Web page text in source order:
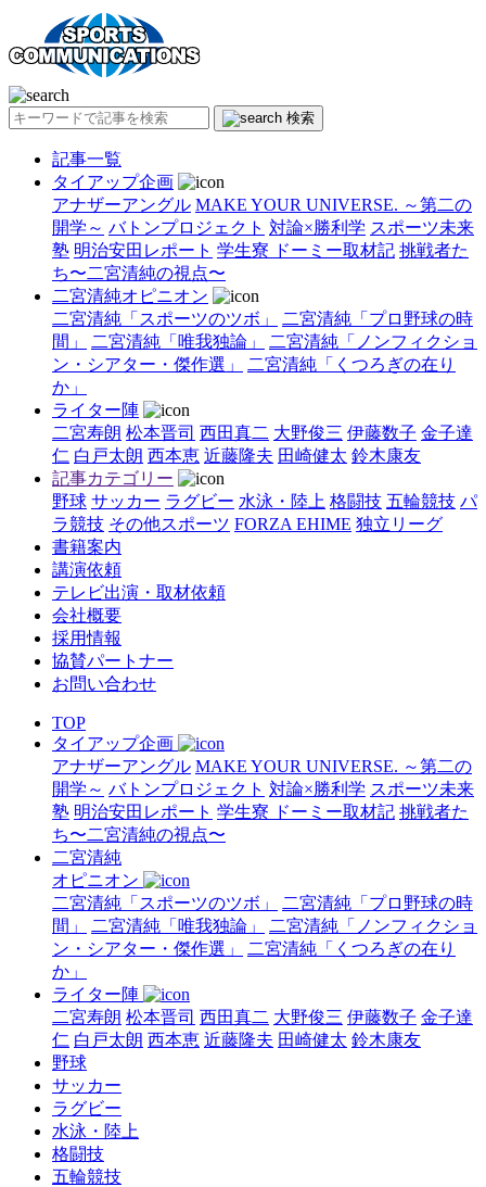
検索
記事一覧
タイアップ企画
アナザーアングル MAKE YOUR UNIVERSE. ～第二の
開学～ バトンプロジェクト 対論×勝利学 スポーツ未来
塾 明治安田レポート 学生寮 ドーミー取材記 挑戦者た
ち〜二宮清純の視点〜
二宮清純オピニオン
二宮清純「スポーツのツボ」
二宮清純「プロ野球の時
間」
二宮清純「唯我独論」
二宮清純「ノンフィクショ
ン・シアター・傑作選」
二宮清純「くつろぎの在り
か」
ライター陣
二宮寿朗 松本晋司 西田真二 大野俊三 伊藤数子 金子達
仁 白戸太朗 西本恵 近藤隆夫 田崎健太 鈴木康友
記事カテゴリー
野球 サッカー ラグビー 水泳・陸上 格闘技 五輪競技 パ
ラ競技 その他スポーツ FORZA EHIME 独立リーグ
書籍案内
講演依頼
テレビ出演・取材依頼
会社概要
採用情報
協賛パートナー
お問い合わせ
TOP
タイアップ企画
アナザーアングル MAKE YOUR UNIVERSE. ～第二の
開学～ バトンプロジェクト 対論×勝利学 スポーツ未来
塾 明治安田レポート 学生寮 ドーミー取材記 挑戦者た
ち〜二宮清純の視点〜
二宮清純
オピニオン
二宮清純「スポーツのツボ」
二宮清純「プロ野球の時
間」
二宮清純「唯我独論」
二宮清純「ノンフィクショ
ン・シアター・傑作選」
二宮清純「くつろぎの在り
か」
ライター陣
二宮寿朗 松本晋司 西田真二 大野俊三 伊藤数子 金子達
仁 白戸太朗 西本恵 近藤隆夫 田崎健太 鈴木康友
野球
サッカー
ラグビー
水泳・陸上
格闘技
五輪競技